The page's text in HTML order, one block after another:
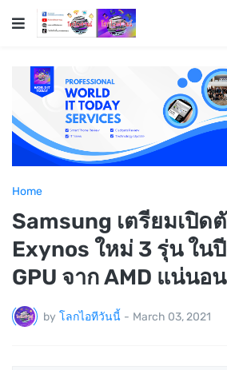
Home
Samsung เตรียมเปิด
Exynos ใหม่ 3 รุ่น ใน
GPU จาก AMD แน่นอ
by โลกไอทีวันนี้ - March 03, 2021